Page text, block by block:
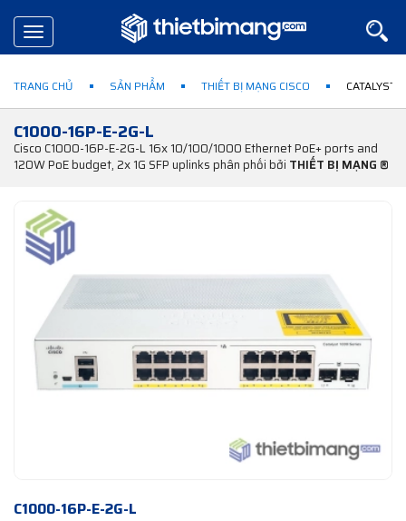
Toggle
navigation
TRANG CHỦ SẢN PHẨM THIẾT BỊ MẠNG CISCO CATALYST
C1000-16P-E-2G-L
Cisco C1000-16P-E-2G-L 16x 10/100/1000 Ethernet PoE+ ports and
120W PoE budget, 2x 1G SFP uplinks phân phối bởi THIẾT BỊ MẠNG ®
C1000-16P-E-2G-L